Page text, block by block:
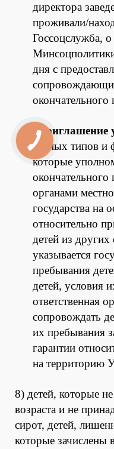
директора
проживали/
Госсоцслужба,
дня с
окончательного
-приглашение
разных типов и
которые
органами
государства на
относительно
детей из
указывается
пребывания
детей, условия
ответственная
сопровождать
их пребывания
гарантии
на территорию
8) детей, которые
возраста и не
сирот, детей,
которые зачислены